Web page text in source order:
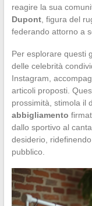
reagire la sua
Dupont, figura del
federando attorno a
Per esplorare questi
delle celebrità
Instagram,
articoli proposti.
prossimità, stimola il
abbigliamento
dallo sportivo al
desiderio,
pubblico.